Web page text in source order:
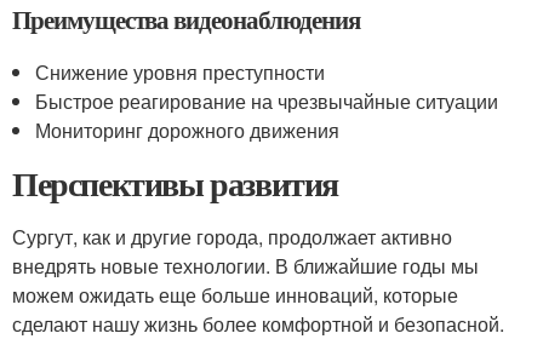
Преимущества видеонаблюдения
Снижение уровня преступности
Быстрое реагирование на чрезвычайные ситуации
Мониторинг дорожного движения
Перспективы развития
Сургут, как и другие города, продолжает активно
внедрять новые технологии. В ближайшие годы мы
можем ожидать еще больше инноваций, которые
сделают нашу жизнь более комфортной и безопасной.